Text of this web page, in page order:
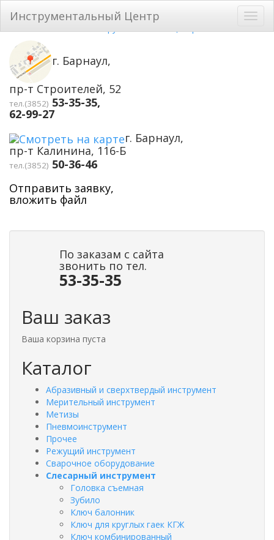
Инструментальный Центр
г. Барнаул,
пр-т Строителей, 52
тел.(3852) 53-35-35,
62-99-27
г. Барнаул,
пр-т Калинина, 116-Б
тел.(3852) 50-36-46
Отправить заявку,
вложить файл
По заказам с сайта
звонить по тел.
53-35-35
Ваш заказ
Ваша корзина пуста
Каталог
Абразивный и сверхтвердый инструмент
Мерительный инструмент
Метизы
Пневмоинструмент
Прочее
Режущий инструмент
Сварочное оборудование
Слесарный инструмент
Головка съемная
Зубило
Ключ балонник
Ключ для круглых гаек КГЖ
Ключ комбинированный